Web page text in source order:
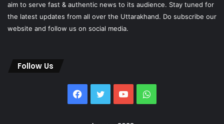
aim to serve fast & authentic news to its audience. Stay tuned for
the latest updates from all over the Uttarakhand. Do subscribe our
website and follow us on social media.
Follow Us
Facebook
Twitter YouTubeWhatsApp